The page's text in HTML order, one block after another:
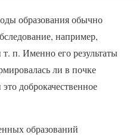
образования обычно
например,
п. Именно его результаты
ли в почке
доброкачественное
образований